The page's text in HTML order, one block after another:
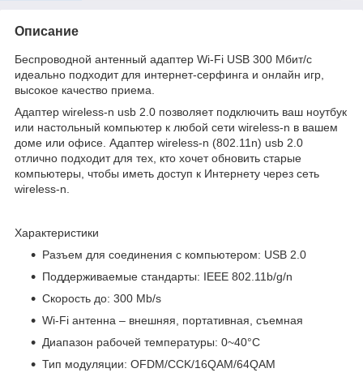
Описание
Беспроводной антенный адаптер Wi-Fi USB 300 Мбит/с
идеально подходит для интернет-серфинга и онлайн игр,
высокое качество приема.
Адаптер wireless-n usb 2.0 позволяет подключить ваш ноутбук
или настольный компьютер к любой сети wireless-n в вашем
доме или офисе. Адаптер wireless-n (802.11n) usb 2.0
отлично подходит для тех, кто хочет обновить старые
компьютеры, чтобы иметь доступ к Интернету через сеть
wireless-n.
Характеристики
Разъем для соединения с компьютером: USB 2.0
Поддерживаемые стандарты: IEEE 802.11b/g/n
Скорость до: 300 Mb/s
Wi-Fi антенна – внешняя, портативная, съемная
Диапазон рабочей температуры: 0~40°C
Тип модуляции: OFDM/CCK/16QAM/64QAM